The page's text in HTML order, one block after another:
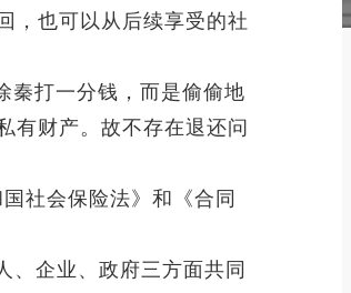
，也可以从后续享受的社
秦打一分钱，而是偷偷地
有财产。故不存在退还问
社会保险法》和《合同
、企业、政府三方面共同